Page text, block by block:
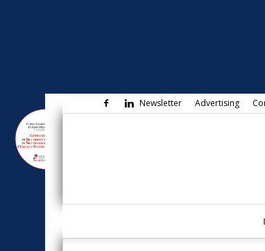
Newsletter Advertising